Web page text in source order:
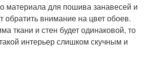
материала для пошива занавесей и
обратить внимание на цвет обоев.
ткани и стен будет одинаковой, то
интерьер слишком скучным и